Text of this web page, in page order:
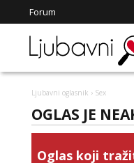
Forum
Ljubavni oglasnik › Sex
OGLAS JE
Oglas koji